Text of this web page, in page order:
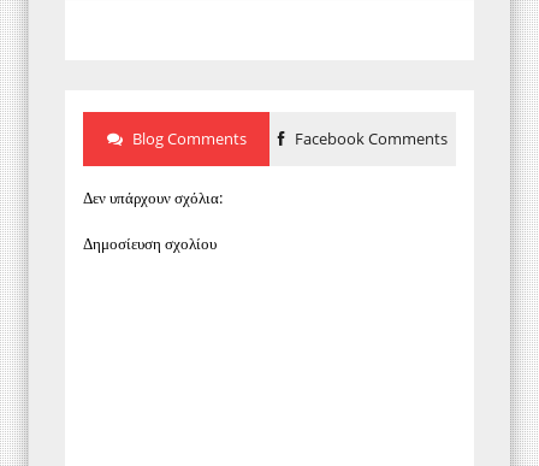
Blog Comments Facebook Comments
Δεν υπάρχουν σχόλια:
Δημοσίευση σχολίου